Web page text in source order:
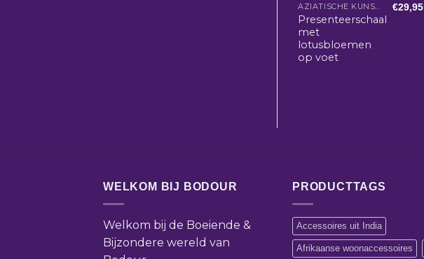
AZIATISCHE KUNST EN WOONACCESSOIRES
Presenteerschaal
met
lotusbloemen
op voet
€29,95
WELKOM BIJ BODOUR
Welkom bij de Boeiende &
Bijzondere wereld van
PRODUCTTAGS
Accessoires uit India
Afrikaanse woonaccessoires